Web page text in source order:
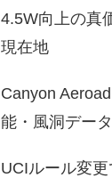
4.5W向上の真
現在地
Canyon
能・風洞デー
UCIルール変